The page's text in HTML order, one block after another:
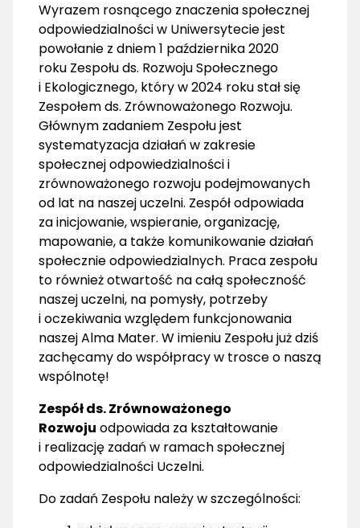
Wyrazem rosnącego znaczenia społecznej
odpowiedzialności w Uniwersytecie jest
powołanie z dniem 1 października 2020
roku Zespołu ds. Rozwoju Społecznego
i Ekologicznego, który w 2024 roku stał się
Zespołem ds. Zrównoważonego Rozwoju.
Głównym zadaniem Zespołu jest
systematyzacja działań w zakresie
społecznej odpowiedzialności i
zrównoważonego rozwoju podejmowanych
od lat na naszej uczelni. Zespół odpowiada
za inicjowanie, wspieranie, organizację,
mapowanie, a także komunikowanie działań
społecznie odpowiedzialnych. Praca zespołu
to również otwartość na całą społeczność
naszej uczelni, na pomysły, potrzeby
i oczekiwania względem funkcjonowania
naszej Alma Mater. W imieniu Zespołu już dziś
zachęcamy do współpracy w trosce o naszą
wspólnotę!
Zespół ds. Zrównoważonego
Rozwoju odpowiada za kształtowanie
i realizację zadań w ramach społecznej
odpowiedzialności Uczelni.
Do zadań Zespołu należy w szczególności: